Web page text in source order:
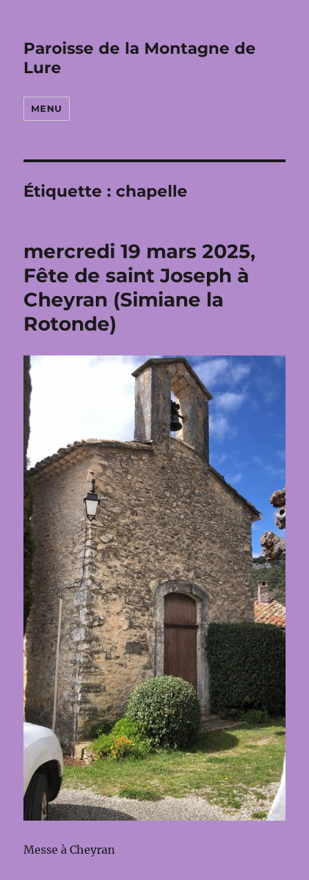
Paroisse de la Montagne de
Lure
MENU
Étiquette :chapelle
mercredi 19 mars 2025,
Fête de saint Joseph à
Cheyran (Simiane la
Rotonde)
Messe à Cheyran